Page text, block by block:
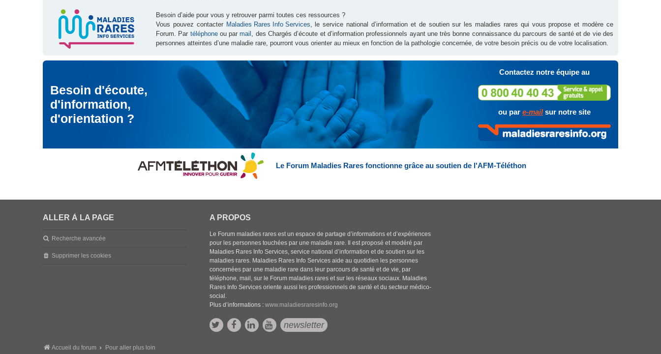
Besoin d’aide pour vous y retrouver parmi toutes ces ressources ?
Vous pouvez contacter Maladies Rares Info Services, le service national d’information et de soutien sur les maladies rares qui vous propose et modère ce
Forum. Par téléphoneou parmail , des Chargés d’écoute et d’information professionnels ayant une très bonne connaissance du parcours de santé et de vie des
personnes atteintes d’une maladie rare, pourront vous orienter au mieux en fonction de la pathologie concernée, de votre besoin précis ou de votre localisation.
Besoin d'écoute,
d'information,
d'orientation ?
Contactez notre équipe au
ou par e-mailsur notre site
Le Forum Maladies Rares fonctionne grâce au soutien de l'AFM-Téléthon
ALLER À LA PAGE
Recherche avancée
Supprimer les cookies
A PROPOS
Le Forum maladies rares est un espace de partage d’informations et d’expériences
pour les personnes touchées par une maladie rare. Il est proposé et modéré par
Maladies Rares Info Services, service national d’information et de soutien sur les
maladies rares. Maladies Rares Info Services aide au quotidien les personnes
concernées par une maladie rare dans leur parcours de santé et de vie, par
téléphone, mail, sur le Forum maladies rares et sur les réseaux sociaux. Maladies
Rares Info Services oriente aussi les professionnels de santé et du secteur médico-
social.
Plus d’informations :www.maladiesraresinfo.org
newsletter
Accueil du forum Pour aller plus loin